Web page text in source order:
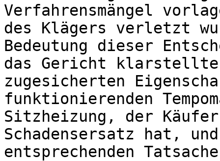
Verfahrensmängel
des Klägers verletzt
Bedeutung dieser
das Gericht
zugesicherten
funktionierenden
Sitzheizung, der Käufer
Schadensersatz hat,
entsprechenden